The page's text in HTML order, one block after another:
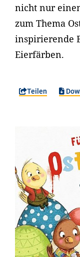
nicht nur
zum Thema
inspirierende
Eierfärben.
Teilen